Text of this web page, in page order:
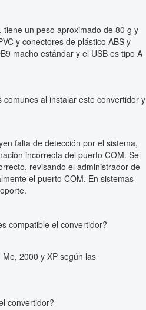
un peso aproximado de 80 g y
y conectores de plástico ABS y
macho estándar y el USB es tipo A
al instalar este convertidor y
falta de detección por el sistema,
incorrecta del puerto COM. Se
revisando el administrador de
el puerto COM. En sistemas
compatible el convertidor?
2000 y XP según las
convertidor?